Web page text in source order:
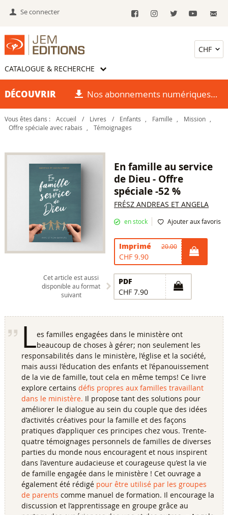
Se connecter
CATALOGUE & RECHERCHE
DÉCOUVRIR Nos abonnements numériques
Vous êtes dans : Accueil / Livres / Enfants Famille Mission
Offre spéciale avec rabais
Témoignages
En famille au service
de Dieu - Offre
spéciale -52 %
FRÉSZ ANDREAS ET ANGELA
en stock Ajouter aux favoris
Imprimé 20.00
CHF 9.90
Cet article est aussi
disponible au format
suivant
PDF
CHF 7.90
Les familles engagées dans le ministère ont
beaucoup de choses à gérer; non seulement les
responsabilités dans le ministère, l’église et la société,
mais aussi l’éducation des enfants et l’épanouissement
de la vie de famille, tout cela en même temps! Ce livre
explore certains défis propres aux familles travaillant
dans le ministère. Il propose tant des solutions pour
améliorer le dialogue au sein du couple que des idées
d’activités créatives pour la famille et des façons
pratiques d’appliquer ces principes chez vous. Trente-
quatre témoignages personnels de familles de diverses
parties du monde nous encouragent et nous inspirent
dans l’aventure audacieuse et courageuse qu’est la vie
de famille engagée dans le ministère ! Cet ouvrage a
également été rédigé pour être utilisé par les groupes
de parents comme manuel de formation. Il encourage la
discussion et l’apprentissage en groupe grâce au